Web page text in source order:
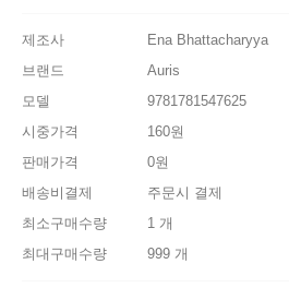
제조사
Ena Bhattacharyya
브랜드
Auris
모델
9781781547625
시중가격
160원
판매가격
0원
배송비결제
주문시 결제
최소구매수량
1 개
최대구매수량
999 개